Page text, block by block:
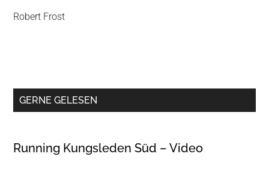
Robert Frost
GERNE GELESEN
Running Kungsleden Süd – Video